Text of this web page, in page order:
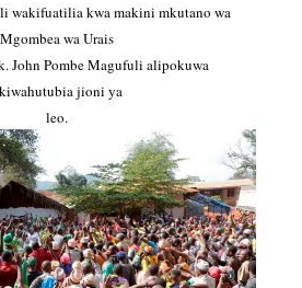
wakifuatilia kwa makini mkutano wa
Mgombea wa Urais
John Pombe Magufuli alipokuwa
jioni ya
leo.